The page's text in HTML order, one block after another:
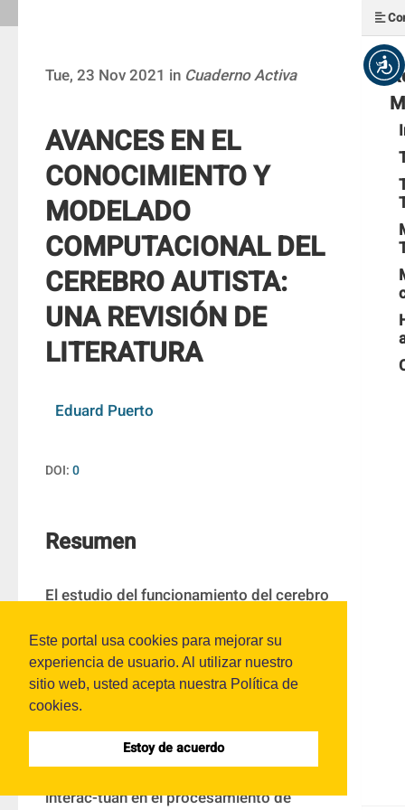
Este portal usa cookies para mejorar su
experiencia de usuario. Al utilizar nuestro
sitio web, usted acepta nuestra Política de
cookies.
Estoy de acuerdo
Tue, 23 Nov 2021 in Cuaderno Activa
AVANCES EN EL
CONOCIMIENTO Y
MODELADO
COMPUTACIONAL DEL
CEREBRO AUTISTA:
UNA REVISIÓN DE
LITERATURA
Eduard Puerto
DOI:0
Resumen
El estudio del funcionamiento del cerebro
principios, sino también en la
construcción de máquinas que lo emulen
cada vez más inteligentes. En ese sentido,
importantes conocimientos sobre cómo
los diferentes elementos del cerebro
interac-túan en el procesamiento de